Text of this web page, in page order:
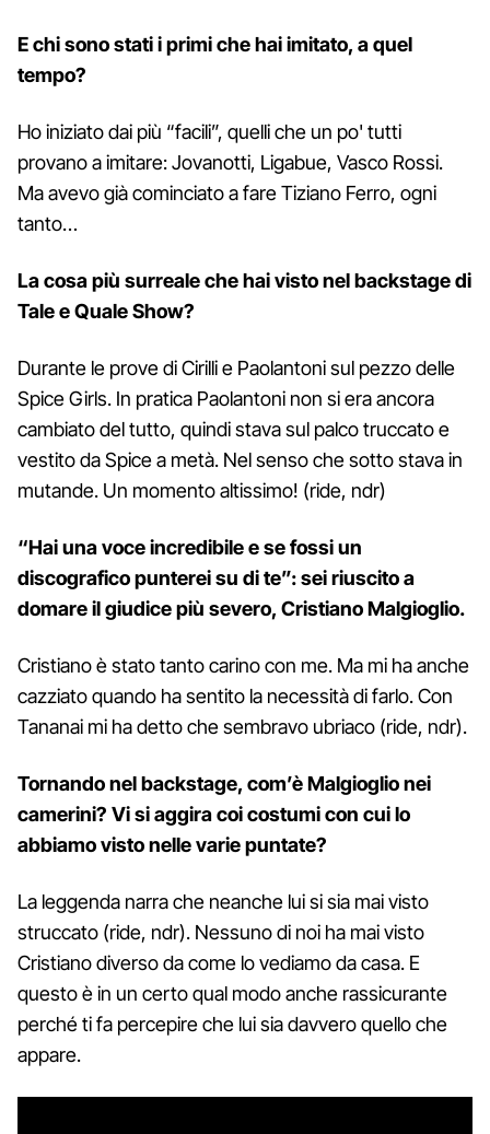
E chi sono stati i primi che hai imitato, a quel
tempo?
Ho iniziato dai più “facili”, quelli che un po' tutti
provano a imitare: Jovanotti, Ligabue, Vasco Rossi.
Ma avevo già cominciato a fare Tiziano Ferro, ogni
tanto…
La cosa più surreale che hai visto nel backstage di
Tale e Quale Show?
Durante le prove di Cirilli e Paolantoni sul pezzo delle
Spice Girls. In pratica Paolantoni non si era ancora
cambiato del tutto, quindi stava sul palco truccato e
vestito da Spice a metà. Nel senso che sotto stava in
mutande. Un momento altissimo! (ride, ndr)
“Hai una voce incredibile e se fossi un
discografico punterei su di te”: sei riuscito a
domare il giudice più severo, Cristiano Malgioglio.
Cristiano è stato tanto carino con me. Ma mi ha anche
cazziato quando ha sentito la necessità di farlo. Con
Tananai mi ha detto che sembravo ubriaco (ride, ndr).
Tornando nel backstage, com’è Malgioglio nei
camerini? Vi si aggira coi costumi con cui lo
abbiamo visto nelle varie puntate?
La leggenda narra che neanche lui si sia mai visto
struccato (ride, ndr). Nessuno di noi ha mai visto
Cristiano diverso da come lo vediamo da casa. E
questo è in un certo qual modo anche rassicurante
perché ti fa percepire che lui sia davvero quello che
appare.